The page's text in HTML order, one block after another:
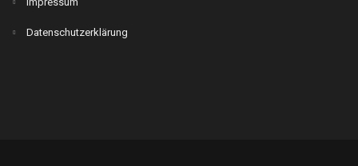
Datenschutzerklärung